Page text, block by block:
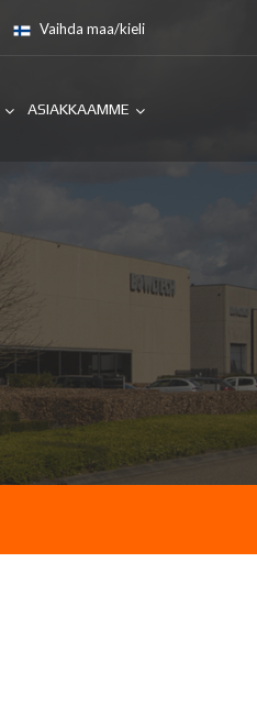
Vaihda maa/kieli
ASIAKKAAMME